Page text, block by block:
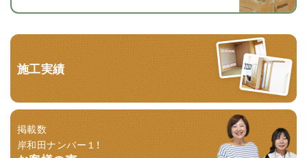
施工実績
掲載数
岸和田ナンバー１！